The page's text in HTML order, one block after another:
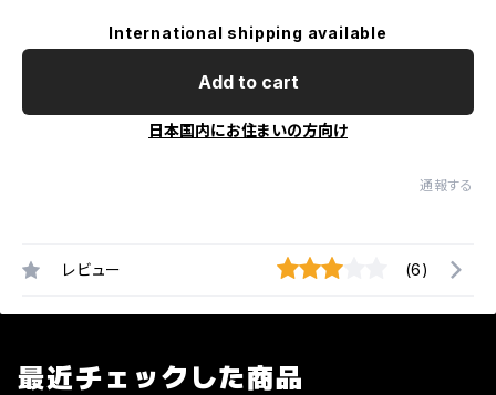
International shipping available
Add to cart
日本国内にお住まいの方向け
通報する
レビュー (6)
最近チェックした商品